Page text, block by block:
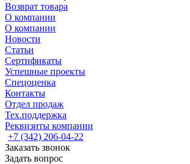
Возврат товара
О компании
О компании
Новости
Статьи
Сертификаты
Успешные проекты
Спецоценка
Контакты
Отдел продаж
Тех.поддержка
Реквизиты компании
+7 (342) 206-04-22
Заказать звонок
Задать вопрос